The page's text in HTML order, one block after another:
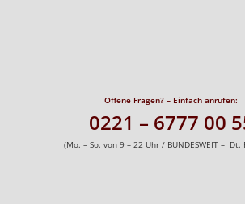
Offene Fragen? – Einfach anrufen:
0221 – 6777 00
(Mo. – So. von 9 – 22 Uhr / BUNDESWEIT – Dt.